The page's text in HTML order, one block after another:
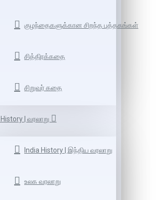
குழந்தைகளுக்கான சிறந்த புத்தகங்கள்
சித்திரக்கதை
சிறுவர் கதை
History | வரலாறு
India History | இந்திய வரலாறு
உலக வரலாறு